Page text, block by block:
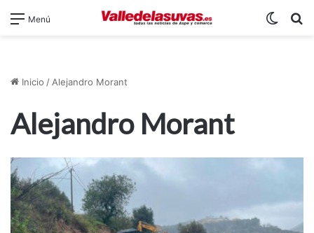
Menú
Inicio / Alejandro Morant
Alejandro Morant